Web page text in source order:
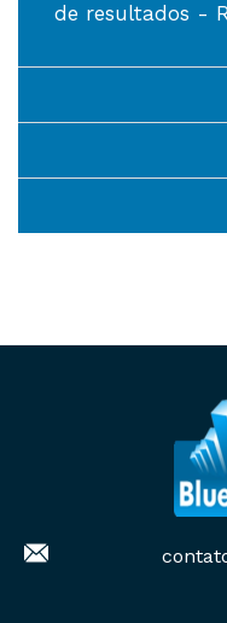
de resultados -